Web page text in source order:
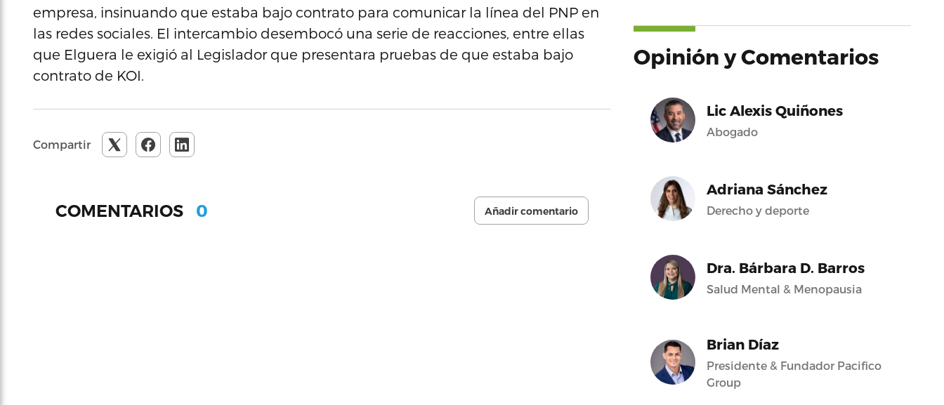
empresa, insinuando que estaba bajo contrato para comunicar la línea del PNP en
las redes sociales. El intercambio desembocó una serie de reacciones, entre ellas
que Elguera le exigió al Legislador que presentara pruebas de que estaba bajo
contrato de KOI.
Compartir
COMENTARIOS 0 Añadir comentario
Opinión y Comentarios
Lic Alexis Quiñones
Abogado
Adriana Sánchez
Derecho y deporte
Dra. Bárbara D. Barros
Salud Mental & Menopausia
Brian Díaz
Presidente & Fundador Pacifico
Group